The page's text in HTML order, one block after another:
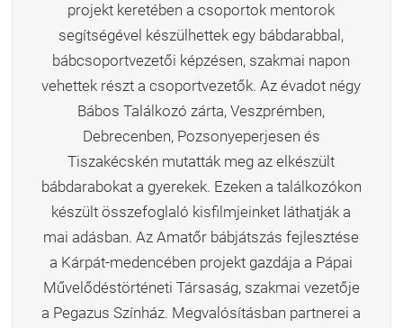
projekt keretében a csoportok mentorok
segítségével készülhettek egy bábdarabbal,
bábcsoportvezetői képzésen, szakmai napon
vehettek részt a csoportvezetők. Az évadot négy
Bábos Találkozó zárta, Veszprémben,
Debrecenben, Pozsonyeperjesen és
Tiszakécskén mutatták meg az elkészült
bábdarabokat a gyerekek. Ezeken a találkozókon
készült összefoglaló kisfilmjeinket láthatják a
mai adásban. Az Amatőr bábjátszás fejlesztése
a Kárpát-medencében projekt gazdája a Pápai
Művelődéstörténeti Társaság, szakmai vezetője
a Pegazus Színház. Megvalósításban partnerei a